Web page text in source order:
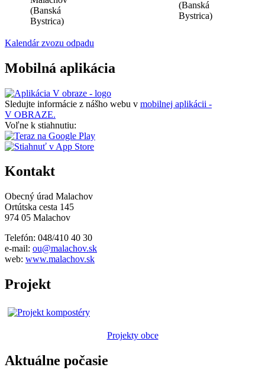
(Banská
Bystrica)
(Banská
Bystrica)
Kalendár zvozu odpadu
Mobilná aplikácia
Sledujte informácie z nášho webu v mobilnej aplikácii -
V OBRAZE.
Voľne k stiahnutiu:
Kontakt
Obecný úrad Malachov
Ortútska cesta 145
974 05 Malachov
Telefón: 048/410 40 30
e-mail: ou@malachov.sk
web: www.malachov.sk
Projekt
Projekty obce
Aktuálne počasie